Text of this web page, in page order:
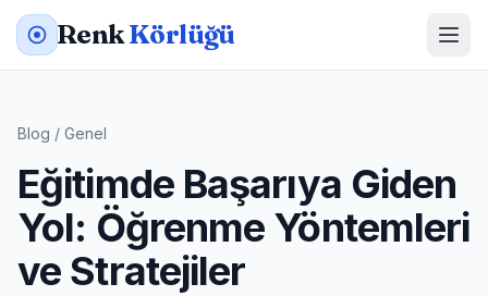
RenkKörlüğü
Blog / Genel
Eğitimde Başarıya Giden
Yol: Öğrenme Yöntemleri
ve Stratejiler